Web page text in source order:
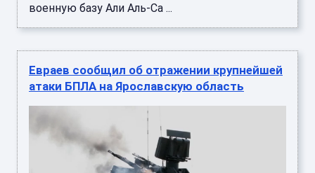
военную базу Али Аль-Са ...
Евраев сообщил об отражении крупнейшей
атаки БПЛА на Ярославскую область